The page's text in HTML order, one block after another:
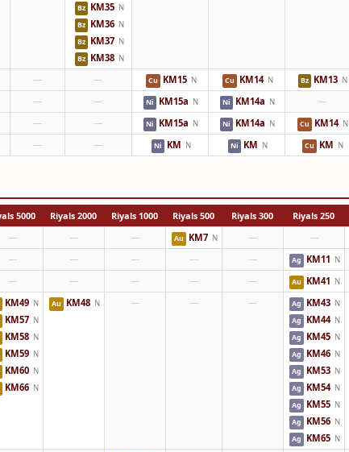
KM35 N
Bz
KM36 N
Bz
KM37 N
Bz
KM38 N
Bz
KM13 N
Bz
KM14 N
Cu
KM15 N
Cu
—
—
—
KM14a N
Ni
KM15a N
Ni
—
—
KM14 N
Cu
KM14a N
Ni
KM15a N
Ni
—
—
KM N
Cu
KM N
Ni
KM N
Ni
—
—
250 Riyals
300 Riyals
500 Riyals
1000 Riyals
2000 Riyals
5000 Riyals
—
—
KM7 N
Au
—
—
—
KM11 N
Ag
—
—
—
—
—
KM41 N
Au
—
—
—
—
—
KM43 N
Ag
KM44 N
Ag
KM45 N
Ag
KM46 N
Ag
KM53 N
Ag
KM54 N
Ag
KM55 N
Ag
KM56 N
Ag
KM65 N
Ag
—
—
—
KM48 N
Au
KM49 N
KM57 N
KM58 N
KM59 N
KM60 N
KM66 N